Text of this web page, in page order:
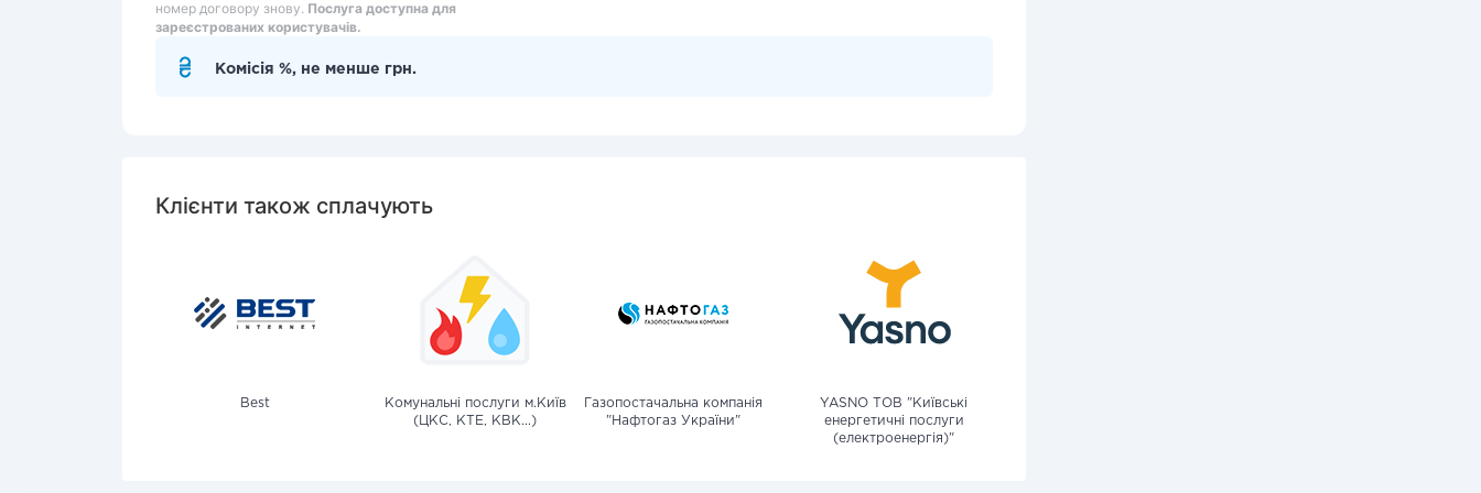
номер договору знову. Послуга доступна для
зареєстрованих користувачів.
Комісія %, не менше грн.
Клієнти також сплачують
Best
Комунальні послуги м.Київ
(ЦКС, КТЕ, КВК...)
Газопостачальна компанія
"Нафтогаз України"
YASNO ТОВ "Київські
енергетичні послуги
(електроенергія)"